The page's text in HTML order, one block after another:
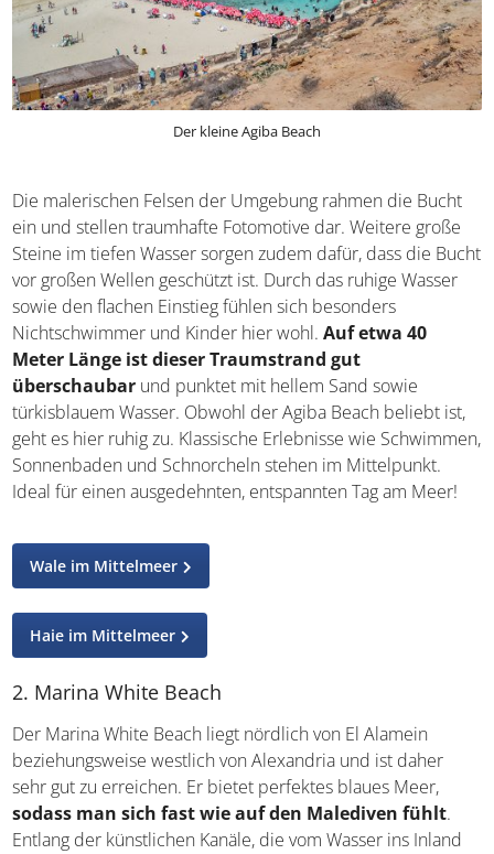
Der kleine Agiba Beach
Die malerischen Felsen der Umgebung rahmen die Bucht
ein und stellen traumhafte Fotomotive dar. Weitere große
Steine im tiefen Wasser sorgen zudem dafür, dass die
Bucht vor großen Wellen geschützt ist. Durch das ruhige
Wasser sowie den flachen Einstieg fühlen sich besonders
Nichtschwimmer und Kinder hier wohl.Auf etwa 40
Meter Länge ist dieser Traumstrand gut
überschaubar und punktet mit hellem Sand sowie
türkisblauem Wasser. Obwohl der Agiba Beach beliebt
ist, geht es hier ruhig zu. Klassische Erlebnisse wie
Schwimmen, Sonnenbaden und Schnorcheln stehen im
Mittelpunkt. Ideal für einen ausgedehnten, entspannten
2. Marina White Beach
Der Marina White Beach liegt nördlich von El Alamein
beziehungsweise westlich von Alexandria und ist daher
sehr gut zu erreichen. Er bietet perfektes blaues Meer,